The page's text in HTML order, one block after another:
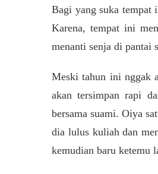
Bagi yang suka tempat
Karena, tempat ini
menanti senja di pantai
Meski tahun ini nggak
akan tersimpan rapi
bersama suami. Oiya
dia lulus kuliah dan
kemudian baru ketemu